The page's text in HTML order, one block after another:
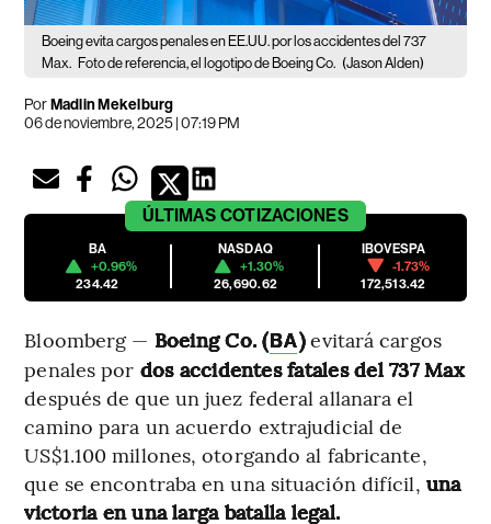
Boeing evita cargos penales en EE.UU. por los accidentes del 737
Max. Foto de referencia, el logotipo de Boeing Co. (Jason Alden)
PorMadlin Mekelburg
06 de noviembre, 2025 | 07:19 PM
ÚLTIMAS COTIZACIONES
BA
+0.96%
234.42
NASDAQ
+1.30%
26,690.62
IBOVESPA
-1.73%
172,513.42
Bloomberg — Boeing Co. (BA)evitará cargos
penales por dos accidentes fatales del 737 Max
después de que un juez federal allanara el
camino para un acuerdo extrajudicial de
US$1.100 millones, otorgando al fabricante,
que se encontraba en una situación difícil, una
victoria en una larga batalla legal.